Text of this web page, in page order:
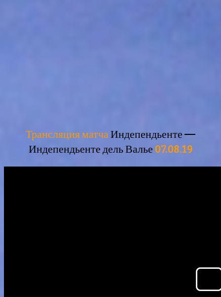
Трансляция матчаИндепендьенте —
Индепендьенте дель Валье 07.08.19